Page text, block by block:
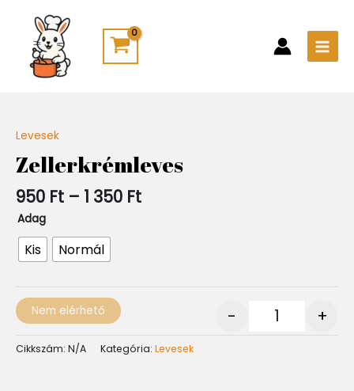
content
Levesek
Zellerkrémleves
950 Ft – 1 350 Ft
-
1
350 Ft
Adag
Kis Normál
- +
Nem elérhető
Cikkszám: N/A Kategória: Levesek